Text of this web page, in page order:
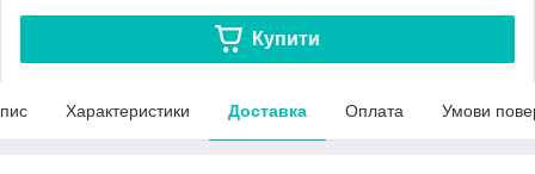
Купити
Характеристики Доставка Оплата Умови